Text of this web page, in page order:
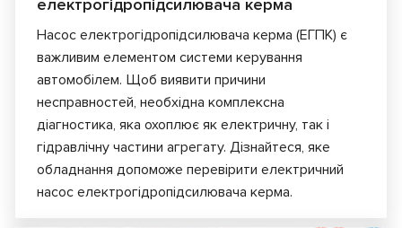
електрогідропідсилювача керма
Насос електрогідропідсилювача керма (ЕГПК) є
важливим елементом системи керування
автомобілем. Щоб виявити причини
несправностей, необхідна комплексна
діагностика, яка охоплює як електричну, так і
гідравлічну частини агрегату. Дізнайтеся, яке
обладнання допоможе перевірити електричний
насос електрогідропідсилювача керма.